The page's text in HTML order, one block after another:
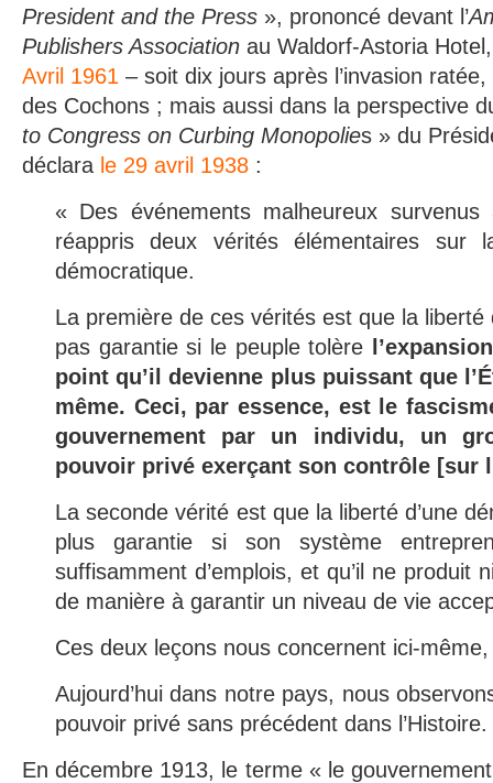
President and the Press », prononcé devant l’
Publishers Association au Waldorf-Astoria
Avril 1961 – soit dix jours après l’invasion
des Cochons ; mais aussi dans la perspective
to Congress on Curbing Monopolies » du
déclara le 29 avril 1938 :
« Des événements malheureux survenus
réappris deux vérités élémentaires sur
démocratique.
La première de ces vérités est que la liberté
pas garantie si le peuple tolère
point qu’il devienne plus puissant que
même. Ceci, par essence, est le
gouvernement par un individu, un
pouvoir privé exerçant son contrôle [sur
La seconde vérité est que la liberté d’une
plus garantie si son système
suffisamment d’emplois, et qu’il ne produit
de manière à garantir un niveau de vie
Ces deux leçons nous concernent ici-
Aujourd’hui dans notre pays, nous
pouvoir privé sans précédent dans
En décembre 1913, le terme « le